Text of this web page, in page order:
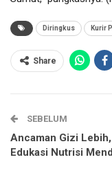
Diringkus Kurir
Share
SEBELUM
Ancaman Gizi Lebih,
Edukasi Nutrisi